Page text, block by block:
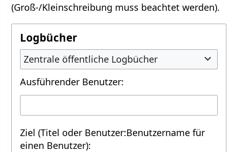
(Groß-/Kleinschreibung muss beachtet werden).
Logbücher
Zentrale öffentliche Logbücher
Ausführender Benutzer:
Ziel (Titel oder Benutzer:Benutzername für
einen Benutzer):